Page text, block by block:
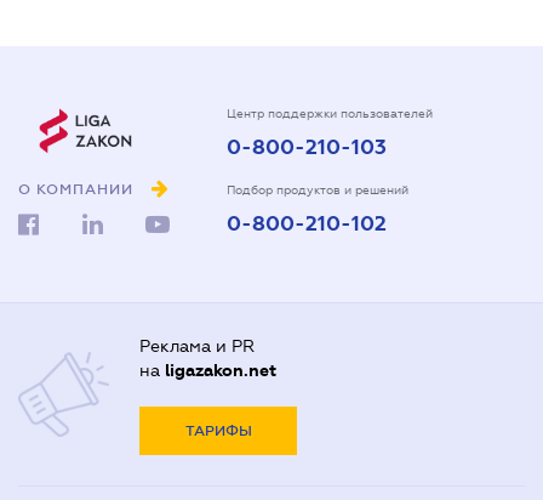
О КОМПАНИИ
Центр поддержки пользователей
0-800-210-103
Подбор продуктов и решений
0-800-210-102
Реклама и PR
на ligazakon.net
ТАРИФЫ